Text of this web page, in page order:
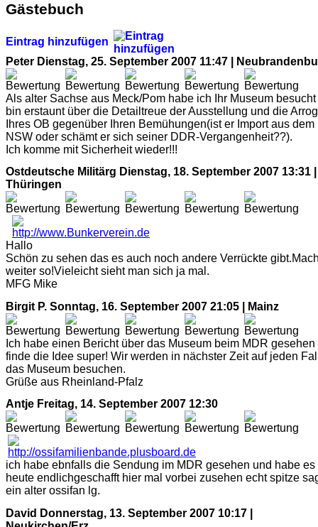
Gästebuch
Eintrag hinzufügen
Peter Dienstag, 25. September 2007 11:47 |
Als alter Sachse aus Meck/Pom habe ich Ihr Museum
bin erstaunt über die Detailtreue der Ausstellung und die
Ihres OB gegenüber Ihren Bemühungen(ist er Import aus dem
NSW oder schämt er sich seiner DDR-Vergangenheit??).
Ich komme mit Sicherheit wieder!!!
Ostdeutsche Militärg Dienstag, 18. September 2007 13:31 |
Thüringen
Hallo
Schön zu sehen das es auch noch andere Verrückte
weiter so!Vieleicht sieht man sich ja mal.
MFG Mike
Birgit P. Sonntag, 16. September 2007 21:05 | Mainz
Ich habe einen Bericht über das Museum beim MDR gesehen
finde die Idee super! Wir werden in nächster Zeit auf jeden
das Museum besuchen.
Grüße aus Rheinland-Pfalz
Antje Freitag, 14. September 2007 12:30
ich habe ebnfalls die Sendung im MDR gesehen und habe es
heute endlichgeschafft hier mal vorbei zusehen echt spitze
ein alter ossifan lg.
David Donnerstag, 13. September 2007 10:17 |